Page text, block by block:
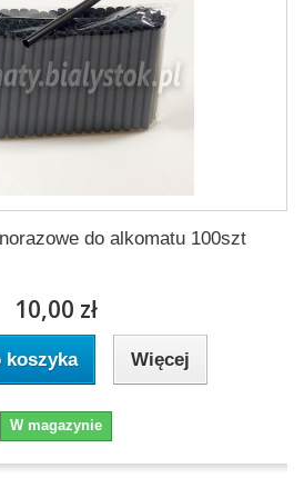
do alkomatu 100szt
10,00 zł
koszyka Więcej
W magazynie